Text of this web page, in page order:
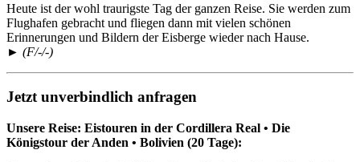
Heute ist der wohl traurigste Tag der ganzen Reise. Sie werden zum
Flughafen gebracht und fliegen dann mit vielen schönen
Erinnerungen und Bildern der Eisberge wieder nach Hause.
► (F/-/-)
Jetzt unverbindlich anfragen
Unsere Reise: Eistouren in der Cordillera Real • Die
Königstour der Anden • Bolivien (20 Tage):